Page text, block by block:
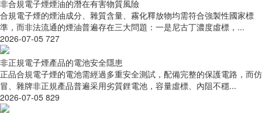
非合規電子煙煙油的潛在有害物質風險
合規電子煙的煙油成分、雜質含量、霧化釋放物均需符合強製性國家標
準，而非法流通的煙油普遍存在三大問題：一是尼古丁濃度虛標，...
2026-07-05 727
非正規電子煙產品的電池安全隱患
正品合規電子煙的電池需經過多重安全測試，配備完整的保護電路，而仿
冒、雜牌非正規產品普遍采用劣質鋰電池，容量虛標、內阻不穩...
2026-07-05 829